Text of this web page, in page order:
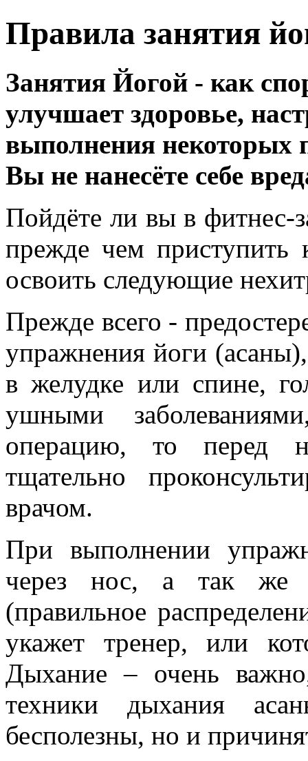
Правила занятия
Занятия Йогой - как
улучшает здоровье,
выполнения некоторых
Вы не нанесёте себе
Пойдёте ли вы в фитнес-
прежде чем приступить
освоить следующие
Прежде всего -
упражнения йоги
в желудке или спине,
ушными
операцию, то перед
тщательно
врачом.
При выполнении
через нос, а так же
(правильное
укажет тренер, или
Дыхание – очень
техники дыхания
бесполезны, но и